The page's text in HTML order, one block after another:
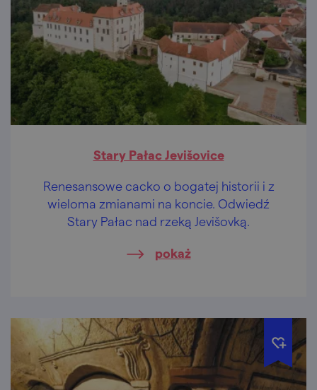
Stary Pałac Jevišovice
Renesansowe cacko o bogatej historii i z
wieloma zmianami na koncie. Odwiedź
Stary Pałac nad rzeką Jevišovką.
pokaż